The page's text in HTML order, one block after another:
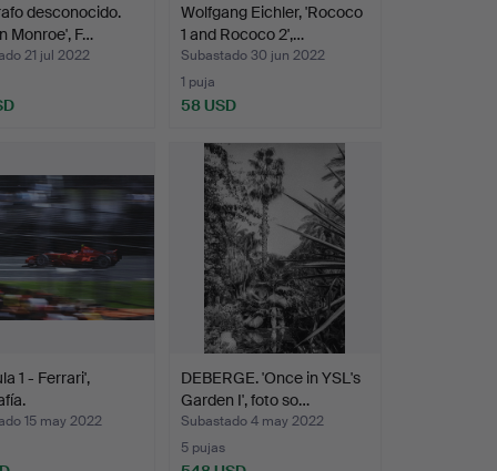
desconocido.
Monroe', F…
21 jul 2022
Wolfgang Eichler, 'Rococo
1 and Rococo 2',…
Subastado 30 jun 2022
1 puja
58 USD
1 - Ferrari',
15 may 2022
DEBERGE. 'Once in YSL's
Garden I', foto so…
Subastado 4 may 2022
5 pujas